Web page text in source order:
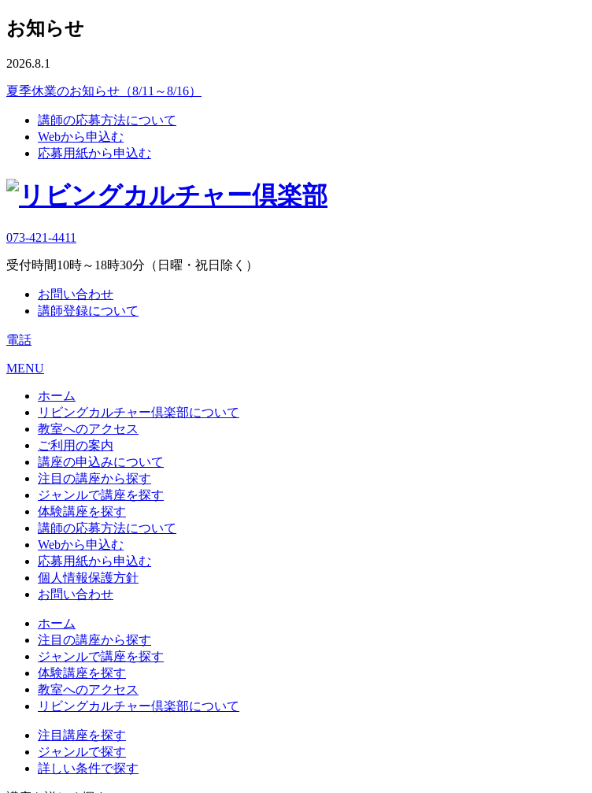
お知らせ
2026.8.1
夏季休業のお知らせ（8/11～8/16）
講師の応募方法について
Webから申込む
応募用紙から申込む
073-421-4411
受付時間10時～18時30分（日曜・祝日除く）
お問い合わせ
講師登録について
電話
MENU
ホーム
リビングカルチャー倶楽部について
教室へのアクセス
ご利用の案内
講座の申込みについて
注目の講座から探す
ジャンルで講座を探す
体験講座を探す
講師の応募方法について
Webから申込む
応募用紙から申込む
個人情報保護方針
お問い合わせ
ホーム
注目の講座から探す
ジャンルで講座を探す
体験講座を探す
教室へのアクセス
リビングカルチャー倶楽部について
注目講座を探す
ジャンルで探す
詳しい条件で探す